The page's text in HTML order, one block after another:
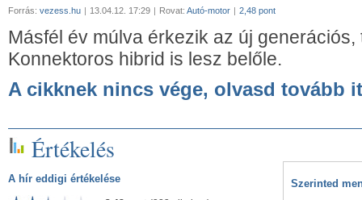
Forrás: vezess.hu | 13.04.12. 17:29 | Rovat: Autó-motor | 2,48 pont
Másfél év múlva érkezik az új generációs,
Konnektoros hibrid is lesz belőle.
A cikknek nincs vége, olvasd tovább
Értékelés
A hír eddigi értékelése Szerinted